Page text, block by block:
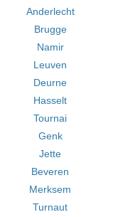
Anderlecht
Brugge
Namir
Leuven
Deurne
Hasselt
Tournai
Genk
Jette
Beveren
Merksem
Turnaut